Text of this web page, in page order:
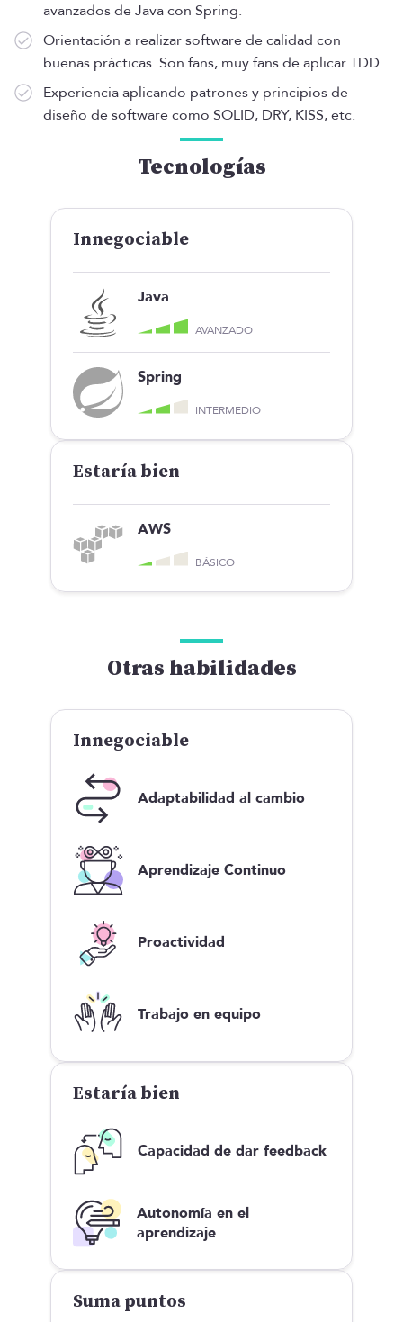
avanzados de Java con Spring.
Orientación a realizar software de calidad con
buenas prácticas. Son fans, muy fans de aplicar TDD.
Experiencia aplicando patrones y principios de
diseño de software como SOLID, DRY, KISS, etc.
Tecnologías
Innegociable
Java
AVANZADO
Spring
INTERMEDIO
Estaría bien
AWS
BÁSICO
Otras habilidades
Innegociable
Adaptabilidad al cambio
Aprendizaje Continuo
Proactividad
Trabajo en equipo
Estaría bien
Capacidad de dar feedback
Autonomía en el
aprendizaje
Suma puntos